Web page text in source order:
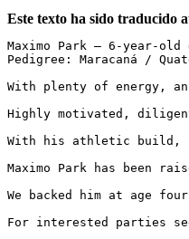
Este texto ha sido traducido
Maximo Park – 6-year-
Pedigree: Maracaná /
With plenty of energy,
Highly motivated,
With his athletic build,
Maximo Park has been
We backed him at age
For interested parties